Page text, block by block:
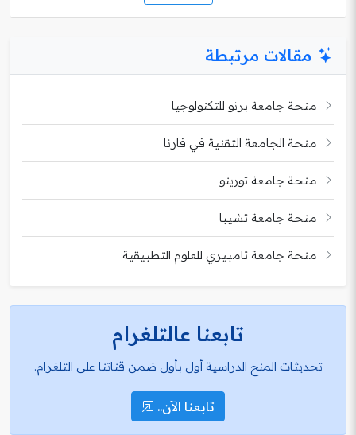
مقالات مرتبطة
منحة جامعة برنو للتكنولوجيا
منحة الجامعة التقنية في فارنا
منحة جامعة تورينو
منحة جامعة تشيبا
منحة جامعة تامبيري للعلوم التطبيقية
تابعنا عالتلغرام
تحديثات المنح الدراسية أول بأول ضمن قناتنا على التلغرام.
تابعنا الآن..